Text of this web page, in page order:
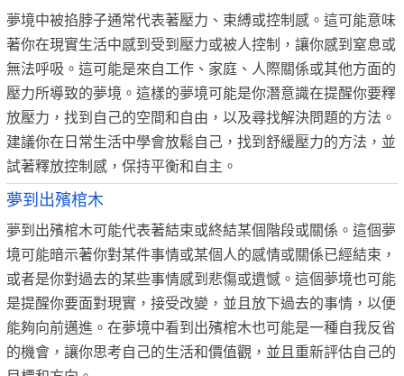
夢境中被掐脖子通常代表著壓力、束縛或控制感。這可能意味
著你在現實生活中感到受到壓力或被人控制，讓你感到窒息或
無法呼吸。這可能是來自工作、家庭、人際關係或其他方面的
壓力所導致的夢境。這樣的夢境可能是你潛意識在提醒你要釋
放壓力，找到自己的空間和自由，以及尋找解決問題的方法。
建議你在日常生活中學會放鬆自己，找到舒緩壓力的方法，並
試著釋放控制感，保持平衡和自主。
夢到出殯棺木
夢到出殯棺木可能代表著結束或終結某個階段或關係。這個夢
境可能暗示著你對某件事情或某個人的感情或關係已經結束，
或者是你對過去的某些事情感到悲傷或遺憾。這個夢境也可能
是提醒你要面對現實，接受改變，並且放下過去的事情，以便
能夠向前邁進。在夢境中看到出殯棺木也可能是一種自我反省
的機會，讓你思考自己的生活和價值觀，並且重新評估自己的